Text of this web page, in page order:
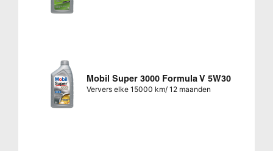
Mobil Super 3000 Formula V 5W30
Ververs elke 15000 km/ 12 maanden